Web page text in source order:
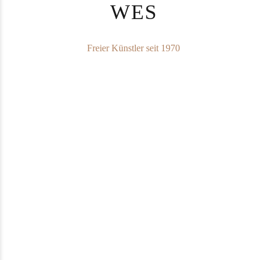
WES
Freier Künstler seit 1970